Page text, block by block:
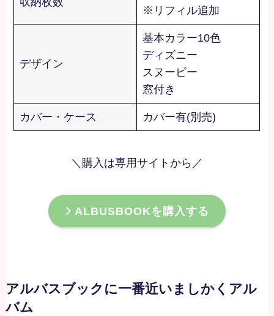
※リフィル追加
デザイン
基本カラー10色
ディズニー
スヌーピー
窓付き
カバー・ケース カバー有(別売)
＼購入は専用サイトから／
ALBUSBOOKを購入する
アルバスブックに一番近いましかくアル
バム